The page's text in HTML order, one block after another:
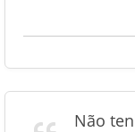
Não